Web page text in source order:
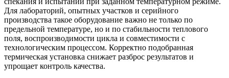
Для лабораторий, опытных участков и серийного
производства такое оборудование важно не только по
предельной температуре, но и по стабильности теплового
поля, воспроизводимости цикла и совместимости с
технологическим процессом. Корректно подобранная
термическая установка снижает разброс результатов и
упрощает контроль качества.